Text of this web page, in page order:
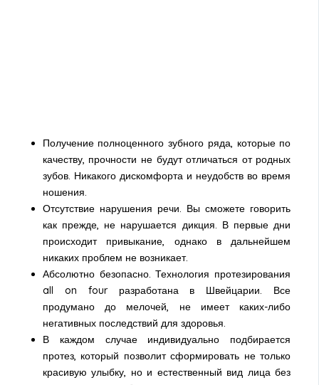
Получение полноценного зубного ряда, которые по
качеству, прочности не будут отличаться от родных
зубов. Никакого дискомфорта и неудобств во время
ношения.
Отсутствие нарушения речи. Вы сможете говорить
как прежде, не нарушается дикция. В первые дни
происходит привыкание, однако в дальнейшем
никаких проблем не возникает.
Абсолютно безопасно. Технология протезирования
all on four разработана в Швейцарии. Все
продумано до мелочей, не имеет каких-либо
негативных последствий для здоровья.
В каждом случае индивидуально подбирается
протез, который позволит сформировать не только
красивую улыбку, но и естественный вид лица без